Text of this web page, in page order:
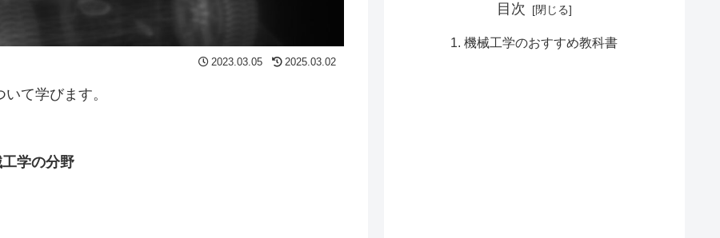
2023.03.05 2025.03.02
て学びます。
学の分野
目次
機械工学のおすすめ教科書